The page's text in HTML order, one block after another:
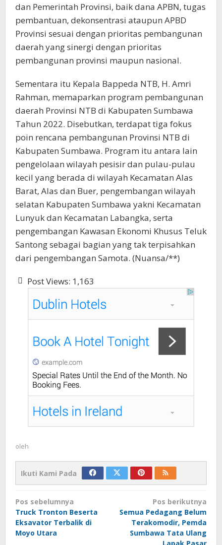
dan Pemerintah Provinsi, baik dana APBN, tugas
pembantuan, dekonsentrasi ataupun APBD
Provinsi sesuai dengan prioritas pembangunan
daerah yang sinergi dengan prioritas
pembangunan provinsi maupun nasional.
Sementara itu Kepala Bappeda NTB, H. Amri
Rahman, memaparkan program pembangunan
daerah Provinsi NTB di Kabupaten Sumbawa
Tahun 2022. Disebutkan, terdapat tiga fokus
poin rencana pembangunan Provinsi NTB di
Kabupaten Sumbawa. Program itu antara lain
pengelolaan wilayah pesisir dan pulau-pulau
kecil yang berada di wilayah Kecamatan Alas
Barat, Alas dan Buer, pengembangan wilayah
selatan Kabupaten Sumbawa yakni Kecamatan
Lunyuk dan Kecamatan Labangka, serta
pengembangan Kawasan Ekonomi Khusus Teluk
Santong sebagai bagian yang tak terpisahkan
dari pengembangan Samota. (Nuansa/**)
Post Views: 1,163
oleh
Ikuti Kami Pada
Navigasi
pos
Pos sebelumnya
Truck Tronton Beserta
Eksavator Terbalik di
Moyo Utara
Pos berikutnya
Semua Pedagang Belum
Terakomodir, Pemda
Sumbawa Tata Ulang